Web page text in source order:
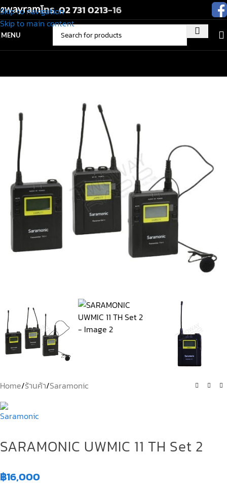
Skip to navigation
Skip to main content
โทร.02 731 0213-16
MENU
Home/ร้านค้า/Saramonic
SARAMONIC UWMIC 11 TH Set 2
฿16,000